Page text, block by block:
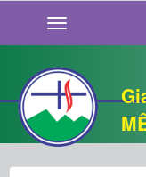
GIỚI THIỆU
TIN TỨC
SỐNG ĐẠO
CHUYỆN
QUÁN VĂN